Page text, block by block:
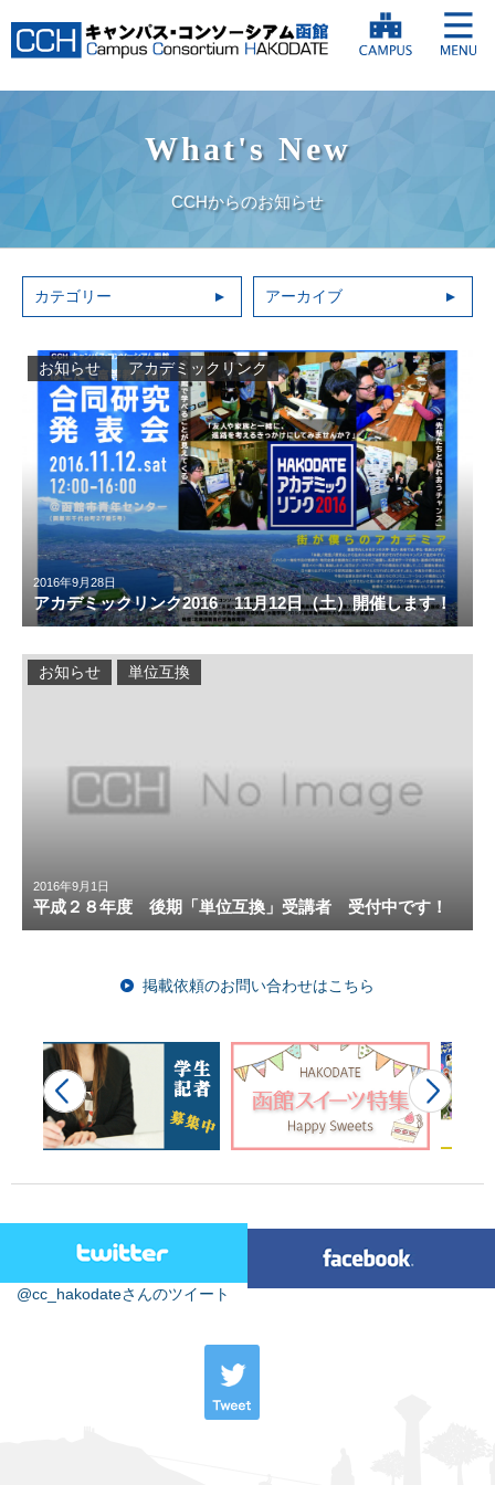
What's New
CCHからのお知らせ
カテゴリー アーカイブ
2016年9月28日
アカデミックリンク2016 11月12日（土）開催します！
お知らせ アカデミックリンク
2016年9月1日
平成２８年度 後期「単位互換」受講者 受付中です！
お知らせ 単位互換
掲載依頼のお問い合わせはこちら
@cc_hakodateさんのツイート